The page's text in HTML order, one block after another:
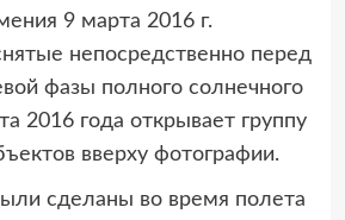
9 марта 2016 г.
непосредственно перед
фазы полного солнечного
2016 года открывает группу
вверху фотографии.
сделаны во время полета